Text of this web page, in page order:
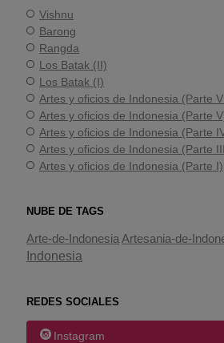
Vishnu
Barong
Rangda
Los Batak (II)
Los Batak (I)
Artes y oficios de Indonesia (Parte
Artes y oficios de Indonesia (Parte
Artes y oficios de Indonesia (Parte
Artes y oficios de Indonesia (Parte
Artes y oficios de Indonesia (Parte I)
NUBE DE TAGS
Arte-de-Indonesia Artesania-de-
Indonesia
REDES SOCIALES
Instagram